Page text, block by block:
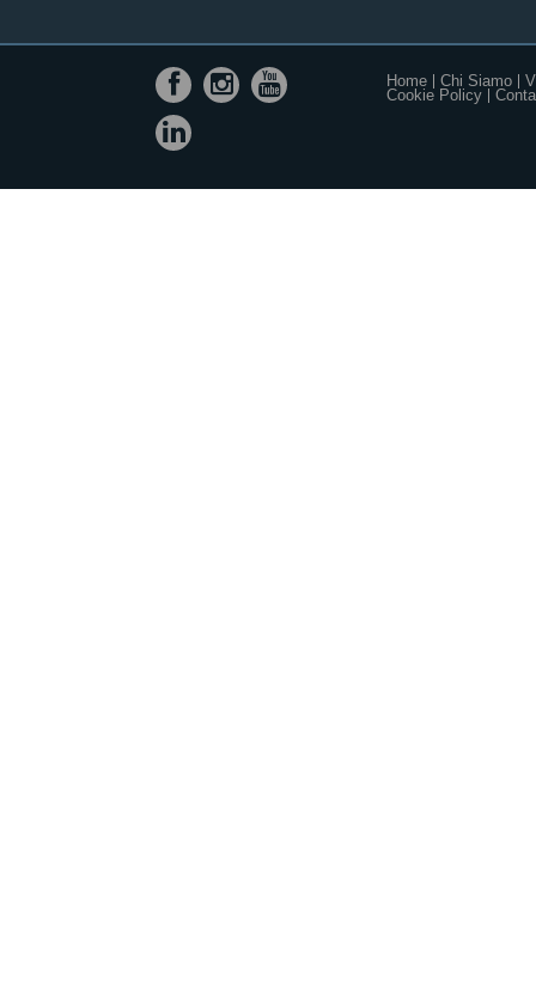
Home Chi Siamo
Cookie Policy